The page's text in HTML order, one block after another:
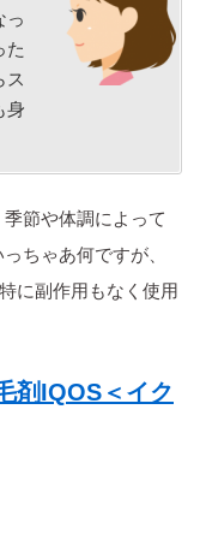
っ
た
ス
身
節や体調によって
ちゃあ何ですが、
に副作用もなく使用
剤IQOS＜イク